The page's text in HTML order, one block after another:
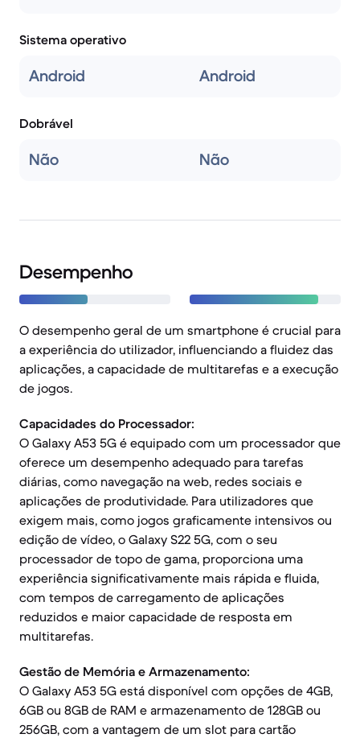
Sistema operativo
Android Android
Dobrável
Não Não
Desempenho
O desempenho geral de um smartphone é crucial para
a experiência do utilizador, influenciando a fluidez das
aplicações, a capacidade de multitarefas e a execução
de jogos.
Capacidades do Processador:
O Galaxy A53 5G é equipado com um processador que
oferece um desempenho adequado para tarefas
diárias, como navegação na web, redes sociais e
aplicações de produtividade. Para utilizadores que
exigem mais, como jogos graficamente intensivos ou
edição de vídeo, o Galaxy S22 5G, com o seu
processador de topo de gama, proporciona uma
experiência significativamente mais rápida e fluida,
com tempos de carregamento de aplicações
reduzidos e maior capacidade de resposta em
multitarefas.
Gestão de Memória e Armazenamento:
O Galaxy A53 5G está disponível com opções de 4GB,
6GB ou 8GB de RAM e armazenamento de 128GB ou
256GB, com a vantagem de um slot para cartão